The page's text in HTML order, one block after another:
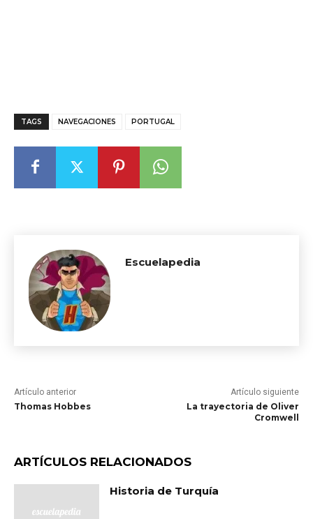
TAGS NAVEGACIONES PORTUGAL
Escuelapedia
Artículo anterior
Thomas Hobbes
Artículo siguiente
La trayectoria de Oliver
Cromwell
ARTÍCULOS RELACIONADOS
Historia de Turquía